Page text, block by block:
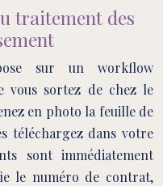
traitement des
sur un workflow
vous sortez de chez le
en photo la feuille de
téléchargez dans votre
sont immédiatement
le numéro de contrat,